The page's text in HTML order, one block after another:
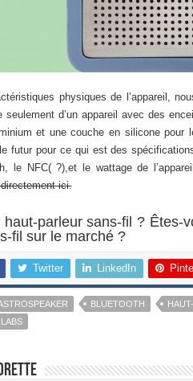
physiques de l’appareil,
seulement d’un appareil avec des
et une couche en silicone pour
futur pour ce qui est des
le NFC( ?),et le wattage de
ici.
haut-parleur sans-fil ? Êtes-
fil sur le marché ?
Twitter LinkedIn
BLUETOOTH